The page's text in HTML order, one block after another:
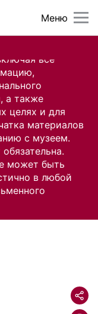
все
а также
целях и для
материалов
с музеем.
может быть
в любой
Меню